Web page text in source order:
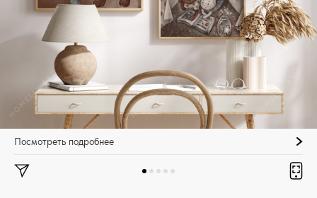
Посмотреть подробнее